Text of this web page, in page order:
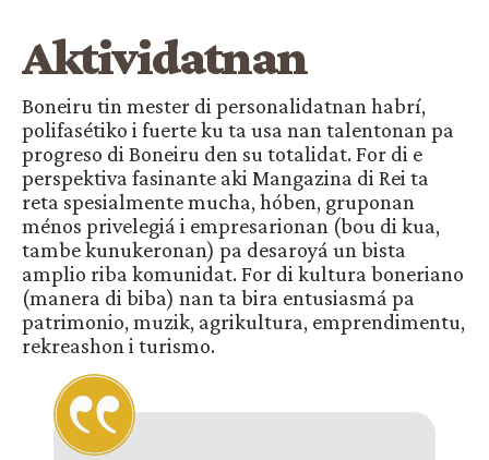
Aktividatnan
Boneiru tin mester di personalidatnan habrí,
polifasétiko i fuerte ku ta usa nan talentonan pa
progreso di Boneiru den su totalidat. For di e
perspektiva fasinante aki Mangazina di Rei ta
reta spesialmente mucha, hóben, gruponan
ménos privelegiá i empresarionan (bou di kua,
tambe kunukeronan) pa desaroyá un bista
amplio riba komunidat. For di kultura boneriano
(manera di biba) nan ta bira entusiasmá pa
patrimonio, muzik, agrikultura, emprendimentu,
rekreashon i turismo.